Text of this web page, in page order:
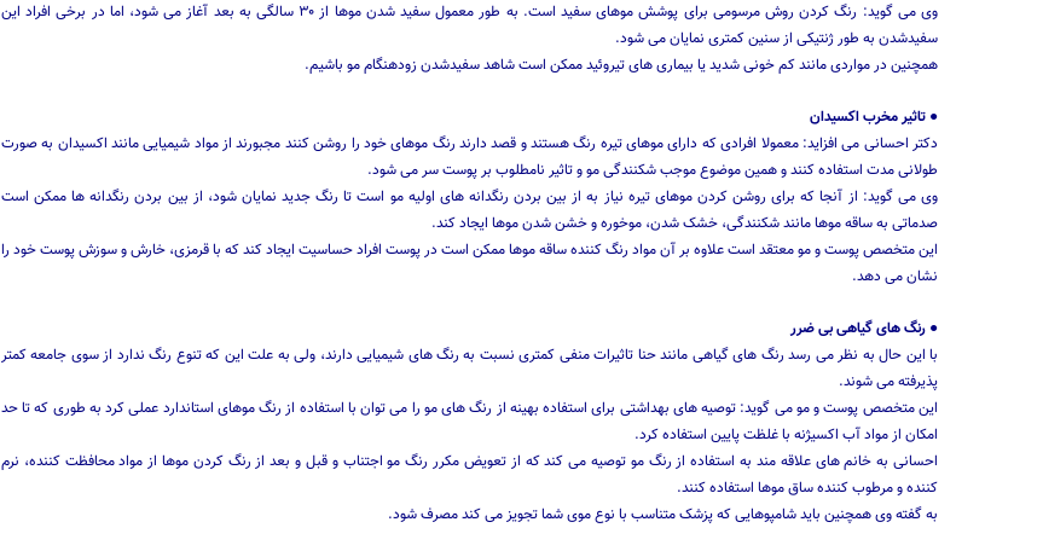
وی می گوید: رنگ کردن روش مرسومی برای پوشش موهای سفید است. به طور معمول سفید شدن موها از ۳۰ سالگی به بعد آغاز می شود، اما در برخی افراد این
سفیدشدن به طور ژنتیکی از سنین کمتری نمایان می شود.
همچنین در مواردی مانند کم خونی شدید یا بیماری های تیروئید ممکن است شاهد سفیدشدن زودهنگام مو باشیم.
● تاثیر مخرب اکسیدان
دکتر احسانی می افزاید: معمولا افرادی که دارای موهای تیره رنگ هستند و قصد دارند رنگ موهای خود را روشن کنند مجبورند از مواد شیمیایی مانند اکسیدان به صورت
طولانی مدت استفاده کنند و همین موضوع موجب شکنندگی مو و تاثیر نامطلوب بر پوست سر می شود.
وی می گوید: از آنجا که برای روشن کردن موهای تیره نیاز به از بین بردن رنگدانه های اولیه مو است تا رنگ جدید نمایان شود، از بین بردن رنگدانه ها ممکن است
صدماتی به ساقه موها مانند شکنندگی، خشک شدن، موخوره و خشن شدن موها ایجاد کند.
این متخصص پوست و مو معتقد است علاوه بر آن مواد رنگ کننده ساقه موها ممکن است در پوست افراد حساسیت ایجاد کند که با قرمزی، خارش و سوزش پوست خود را
نشان می دهد.
● رنگ های گیاهی بی ضرر
با این حال به نظر می رسد رنگ های گیاهی مانند حنا تاثیرات منفی کمتری نسبت به رنگ های شیمیایی دارند، ولی به علت این که تنوع رنگ ندارد از سوی جامعه کمتر
پذیرفته می شوند.
این متخصص پوست و مو می گوید: توصیه های بهداشتی برای استفاده بهینه از رنگ های مو را می توان با استفاده از رنگ موهای استاندارد عملی کرد به طوری که تا حد
امکان از مواد آب اکسیژنه با غلظت پایین استفاده کرد.
احسانی به خانم های علاقه مند به استفاده از رنگ مو توصیه می کند که از تعویض مکرر رنگ مو اجتناب و قبل و بعد از رنگ کردن موها از مواد محافظت کننده، نرم
کننده و مرطوب کننده ساق موها استفاده کنند.
به گفته وی همچنین باید شامپوهایی که پزشک متناسب با نوع موی شما تجویز می کند مصرف شود.